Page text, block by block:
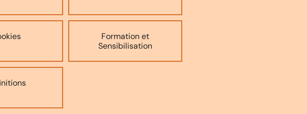
Formation et
Sensibilisation